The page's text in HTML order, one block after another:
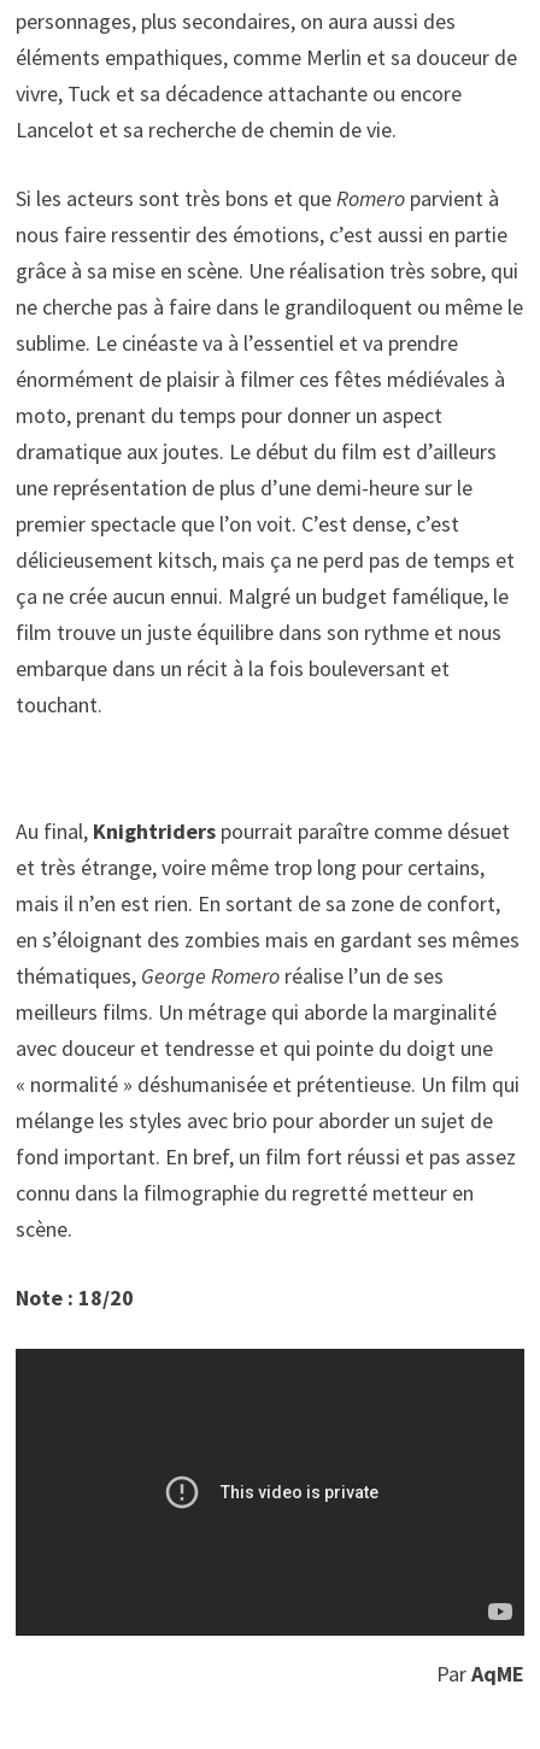
personnages, plus secondaires, on aura aussi des
éléments empathiques, comme Merlin et sa douceur de
vivre, Tuck et sa décadence attachante ou encore
Lancelot et sa recherche de chemin de vie.
Si les acteurs sont très bons et queRomeroparvient à
nous faire ressentir des émotions, c’est aussi en partie
grâce à sa mise en scène. Une réalisation très sobre, qui
ne cherche pas à faire dans le grandiloquent ou même le
sublime. Le cinéaste va à l’essentiel et va prendre
énormément de plaisir à filmer ces fêtes médiévales à
moto, prenant du temps pour donner un aspect
dramatique aux joutes. Le début du film est d’ailleurs
une représentation de plus d’une demi-heure sur le
premier spectacle que l’on voit. C’est dense, c’est
délicieusement kitsch, mais ça ne perd pas de temps et
ça ne crée aucun ennui. Malgré un budget famélique, le
film trouve un juste équilibre dans son rythme et nous
embarque dans un récit à la fois bouleversant et
touchant.
Au final, Knightriderspourrait paraître comme désuet
et très étrange, voire même trop long pour certains,
mais il n’en est rien. En sortant de sa zone de confort,
en s’éloignant des zombies mais en gardant ses mêmes
thématiques, George Romeroréalise l’un de ses
meilleurs films. Un métrage qui aborde la marginalité
avec douceur et tendresse et qui pointe du doigt une
« normalité » déshumanisée et prétentieuse. Un film qui
mélange les styles avec brio pour aborder un sujet de
fond important. En bref, un film fort réussi et pas assez
connu dans la filmographie du regretté metteur en
scène.
Note : 18/20
ParAqME